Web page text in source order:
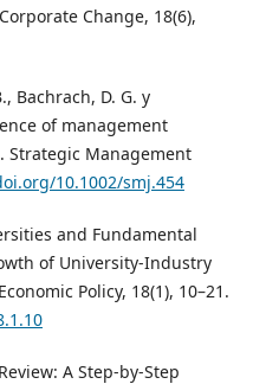
Change, 18(6),
Bachrach, D. G. y
of management
Strategic Management
10.1002/smj.454
and Fundamental
of University-Industry
Policy, 18(1), 10–21.
A Step-by-Step